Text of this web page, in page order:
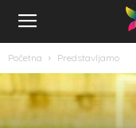
Početna Predstavljamo